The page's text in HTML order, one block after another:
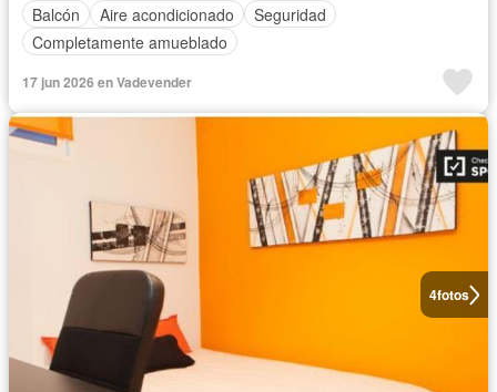
Balcón
Aire acondicionado
Seguridad
Completamente amueblado
17 jun 2026 en Vadevender
4fotos